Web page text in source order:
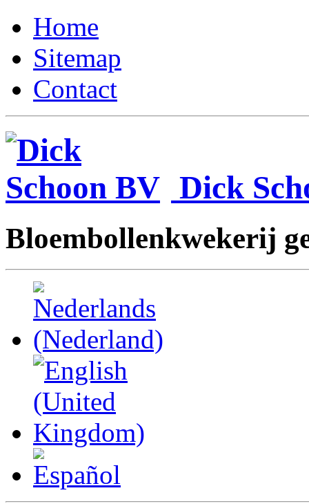
Home
Sitemap
Contact
Dick
Bloembollenkwekerij